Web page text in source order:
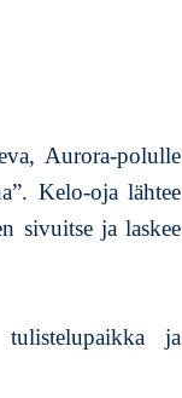
Aurora-polulle
Kelo-oja lähtee
sivuitse ja laskee
ja